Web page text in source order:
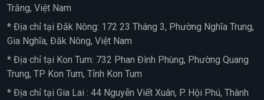
Trăng, Việt Nam
* Địa chỉ tại Đắk Nông: 172 23 Tháng 3, Phường Nghĩa Trung,
Gia Nghĩa, Đăk Nông, Việt Nam
* Địa chỉ tại Kon Tum: 732 Phan Đình Phùng, Phường Quang
Trung, TP Kon Tum, Tỉnh Kon Tum
* Địa chỉ tại Gia Lai : 44 Nguyễn Viết Xuân, P. Hội Phú, Thành